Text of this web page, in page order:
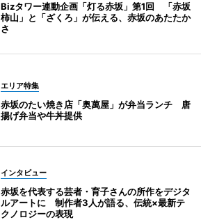
Bizタワー連動企画「灯る赤坂」第1回 「赤坂
柿山」と「ざくろ」が伝える、赤坂のあたたか
さ
エリア特集
赤坂のたい焼き店「奥萬屋」が弁当ランチ 唐
揚げ弁当や牛丼提供
インタビュー
赤坂を代表する芸者・育子さんの所作をデジタ
ルアートに 制作者3人が語る、伝統×最新テ
クノロジーの表現